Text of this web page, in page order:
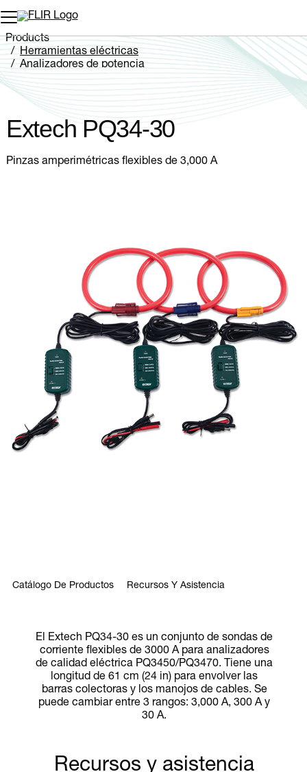
Products
Herramientas eléctricas
Analizadores de potencia
Extech PQ34-30
Extech PQ34-30
Pinzas amperimétricas flexibles de 3,000 A
Catálogo De Productos Recursos Y Asistencia
El Extech PQ34-30 es un conjunto de sondas de
corriente flexibles de 3000 A para analizadores
de calidad eléctrica PQ3450/PQ3470. Tiene una
longitud de 61 cm (24 in) para envolver las
barras colectoras y los manojos de cables. Se
puede cambiar entre 3 rangos: 3,000 A, 300 A y
30 A.
Recursos y asistencia